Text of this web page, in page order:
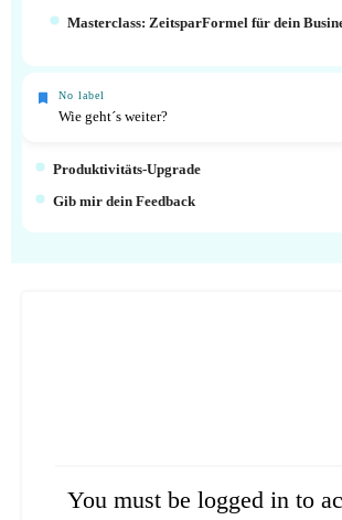
You must be logged in to
Masterclass: ZeitsparFormel für dein
No label
Wie geht´s weiter?
Produktivitäts-Upgrade
Gib mir dein Feedback